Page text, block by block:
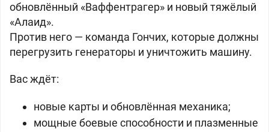
обновлённый «Ваффентрагер» и новый тяжёлый
«Алаид».
Против него — команда Гончих, которые должны
перегрузить генераторы и уничтожить машину.
Вас ждёт:
новые карты и обновлённая механика;
мощные боевые способности и плазменные